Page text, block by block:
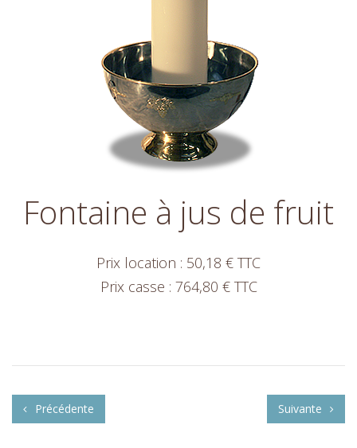
Fontaine à jus de fruit
Prix location : 50,18 € TTC
Prix casse : 764,80 € TTC
Précédente Suivante